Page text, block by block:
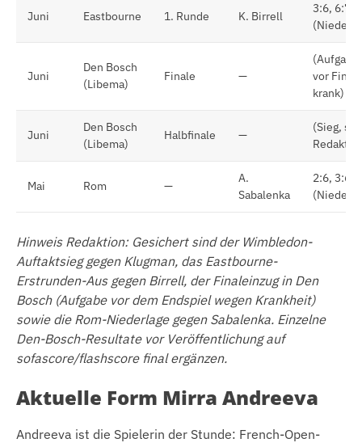
Juni Eastbourne 1. Runde K. Birrell
3:6, 6:7
Juni
Den Bosch
(Libema)
Finale —
(Aufgabe
vor
krank)
Juni
Den Bosch
(Libema)
Halbfinale —
(Sieg,
Mai Rom —
A.
Sabalenka
2:6, 3:6
Hinweis Redaktion: Gesichert sind der Wimbledon-
Auftaktsieg gegen Klugman, das Eastbourne-
Erstrunden-Aus gegen Birrell, der Finaleinzug in Den
Bosch (Aufgabe vor dem Endspiel wegen Krankheit)
sowie die Rom-Niederlage gegen Sabalenka. Einzelne
Den-Bosch-Resultate vor Veröffentlichung auf
sofascore/flashscore final ergänzen.
Aktuelle Form Mirra Andreeva
Andreeva ist die Spielerin der Stunde: French-Open-